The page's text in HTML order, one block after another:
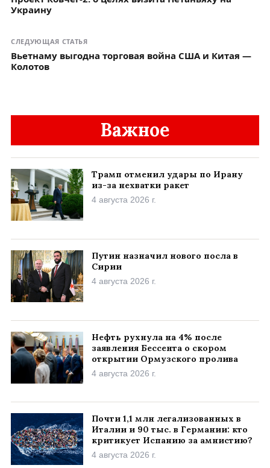
Украину
СЛЕДУЮЩАЯ СТАТЬЯ
Вьетнаму выгодна торговая война США и Китая —
Колотов
Важное
Трамп отменил удары по Ирану
из-за нехватки ракет
4 августа 2026 г.
Путин назначил нового посла в
Сирии
4 августа 2026 г.
Нефть рухнула на 4% после
заявления Бессента о скором
открытии Ормузского пролива
4 августа 2026 г.
Почти 1,1 млн легализованных в
Италии и 90 тыс. в Германии: кто
критикует Испанию за амнистию?
4 августа 2026 г.